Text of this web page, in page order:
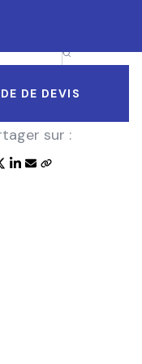
DE DEVIS
sur :